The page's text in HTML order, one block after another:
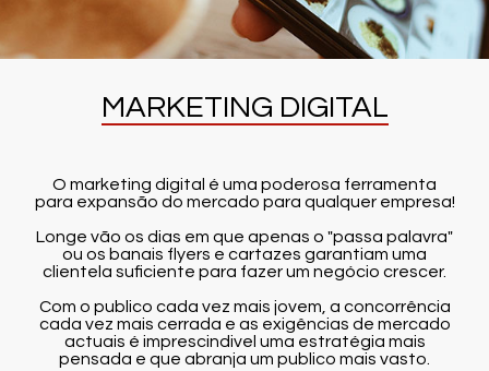
MARKETING DIGITAL
O marketing digital é uma poderosa ferramenta
para expansão do mercado para qualquer empresa!
Longe vão os dias em que apenas o "passa palavra"
ou os banais flyers e cartazes garantiam uma
clientela suficiente para fazer um negócio crescer.
Com o publico cada vez mais jovem, a concorrência
cada vez mais cerrada e as exigências de mercado
actuais é imprescindivel uma estratégia mais
pensada e que abranja um publico mais vasto.